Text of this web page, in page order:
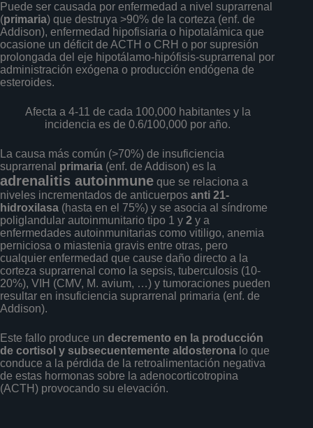
Puede ser causada por enfermedad a nivel suprarrenal
(primaria) que destruya >90% de la corteza (enf. de
Addison), enfermedad hipofisiaria o hipotalámica que
ocasione un déficit de ACTH o CRH o por supresión
prolongada del eje hipotálamo-hipófisis-suprarrenal por
administración exógena o producción endógena de
esteroides.
Afecta a 4-11 de cada 100,000 habitantes y la
incidencia es de 0.6/100,000 por año.
La causa más común (>70%) de insuficiencia
suprarrenal primaria (enf. de Addison) es la
adrenalitis autoinmune que se relaciona a
niveles incrementados de anticuerpos anti 21-
hidroxilasa (hasta en el 75%) y se asocia al síndrome
poliglandular autoinmunitario tipo 1 y 2 y a
enfermedades autoinmunitarias como vitiligo, anemia
perniciosa o miastenia gravis entre otras, pero
cualquier enfermedad que cause daño directo a la
corteza suprarrenal como la sepsis, tuberculosis (10-
20%), VIH (CMV, M. avium, …) y tumoraciones pueden
resultar en insuficiencia suprarrenal primaria (enf. de
Addison).
Este fallo produce un decremento en la producción
de cortisol y subsecuentemente aldosterona lo que
conduce a la pérdida de la retroalimentación negativa
de estas hormonas sobre la adenocorticotropina
(ACTH) provocando su elevación.